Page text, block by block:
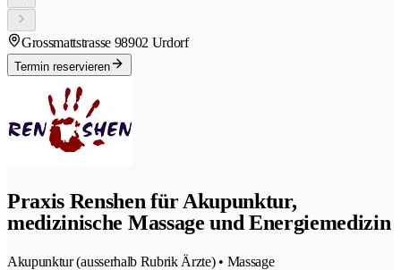
Grossmattstrasse 98902 Urdorf
Termin reservieren
Praxis Renshen für Akupunktur,
medizinische Massage und Energiemedizin
Akupunktur (ausserhalb Rubrik Ärzte) • Massage